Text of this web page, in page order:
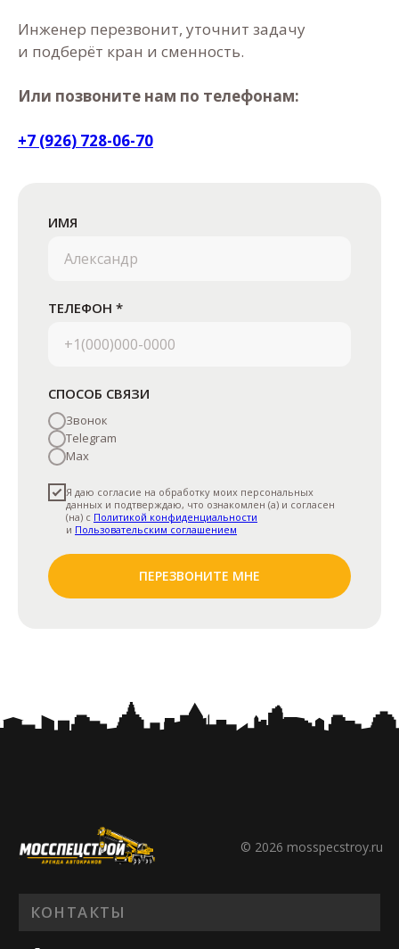
Инженер перезвонит, уточнит задачу
и подберёт кран и сменность.
Или позвоните нам по телефонам:
+7 (926) 728-06-70
ИМЯ
ТЕЛЕФОН *
СПОСОБ СВЯЗИ
Звонок
Telegram
Max
Я даю согласие на обработку моих персональных
данных и подтверждаю, что ознакомлен (а) и согласен
(на) с Политикой конфиденциальности
и Пользовательским соглашением
ПЕРЕЗВОНИТЕ МНЕ
КОНТАКТЫ
mosspecstroy2014@ya.ru
г. Москва, Дорожная улица, 21